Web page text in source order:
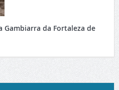
Gambiarra da Fortaleza de